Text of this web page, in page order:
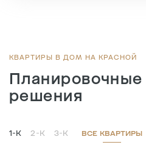
КВАРТИРЫ В ДОМ НА КРАСНОЙ
Планировочные
решения
1-К 2-К 3-К ВСЕ КВАРТИРЫ